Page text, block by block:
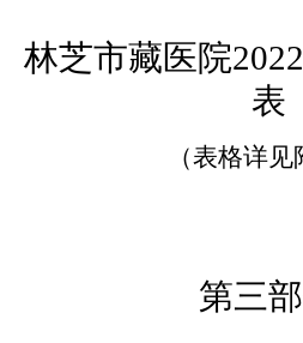
林芝市藏医院
表
（表格详见
第三